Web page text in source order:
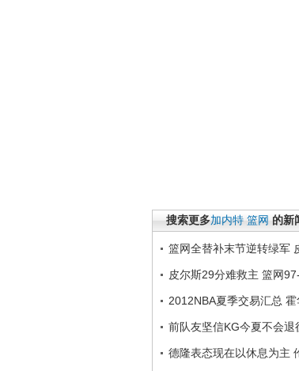
搜索更多加内特 篮网 的新
篮网全替补末节逆转绿军
皮尔斯29分难救主 篮网
2012NBA夏季交易汇总
前队友坚信KG今夏不会
德隆表态现在以休息为主